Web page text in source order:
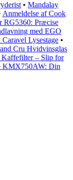
• Mandalay
Anmeldelse af Cook
RG5360: Præcise
med EGO
Lysestage •
Cru Hvidvinsglas
– Slip for
KMX750AW: Din